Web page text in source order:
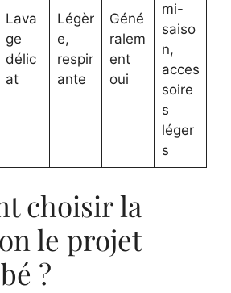
Lava
ge
délic
at
Légèr
e,
respir
ante
Géné
ralem
ent
oui
mi-
saiso
n,
acces
soire
s
léger
s
choisir la
le projet
?